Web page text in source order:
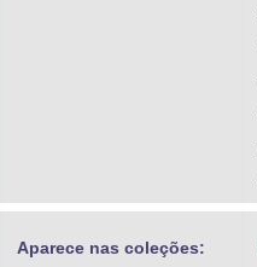
Aparece nas coleções: